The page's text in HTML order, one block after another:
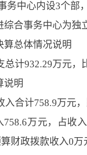
务中心内设3个部
合事务中心为独
算总体情况说明
总计932.29万元，
说明
入合计758.9万元
758.6万元，占收
财政拨款收入0